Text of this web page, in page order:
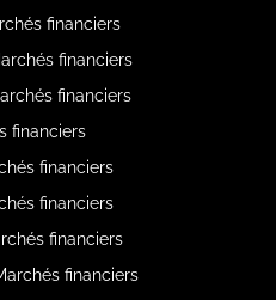
financiers
financiers
financiers
financiers
financiers
financiers
financiers
financiers